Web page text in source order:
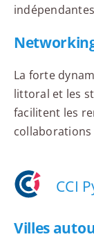
La forte
littoral et les
facilitent les
collaborations
CCI
Villes